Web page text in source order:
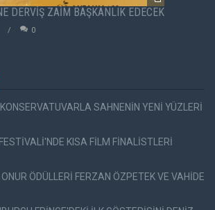
DERVİŞ ZAİM BAŞKANLIK EDECEK
0
SAHNENİN YENİ YÜZLERİ
KISA FİLM FİNALİSTLERİ
ÖDÜLLERİ FERZAN ÖZPETEK VE VAHİDE